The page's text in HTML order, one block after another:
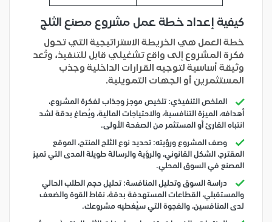
كيفية إعداد خطة عمل مشروع مصنع الثلج
خطة العمل هي الخريطة الاستراتيجية التي تحول
فكرة المشروع إلى واقع تشغيلي قابل للتنفيذ، وتُعد
وثيقة أساسية لتوجيه القرارات الداخلية وجذب
المستثمرين أو الجهات التمويلية.
الملخص التنفيذي: تلخيص موجز وجذاب لفكرة المشروع،
أهدافه، الميزة التنافسية، والاحتياجات المالية، ويُصاغ بدقة لشد
انتباه القارئ أو المستثمر من الصفحة الأولى.
وصف المشروع ورؤيته: تحديد نوع الثلج المنتج، الموقع
المقترح، الشكل القانوني، والرؤية والرسالة طويلة المدى التي تميز
المصنع في السوق المحلي.
دراسة السوق وتحليل المنافسة: تحليل حجم الطلب الحالي
والمستقبلي، القطاعات المستهدفة بدقة، نقاط القوة والضعف
لدى المنافسين، والفجوة التي سيُغطيه مشروعك.